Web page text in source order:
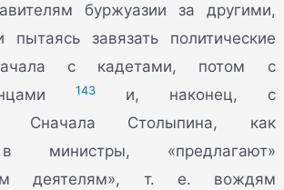
буржуазии за другими,
пытаясь завязать политические
с кадетами, потом с
143
и, наконец, с
Сначала Столыпина, как
министры, «предлагают»
деятелям», т. е. вождям